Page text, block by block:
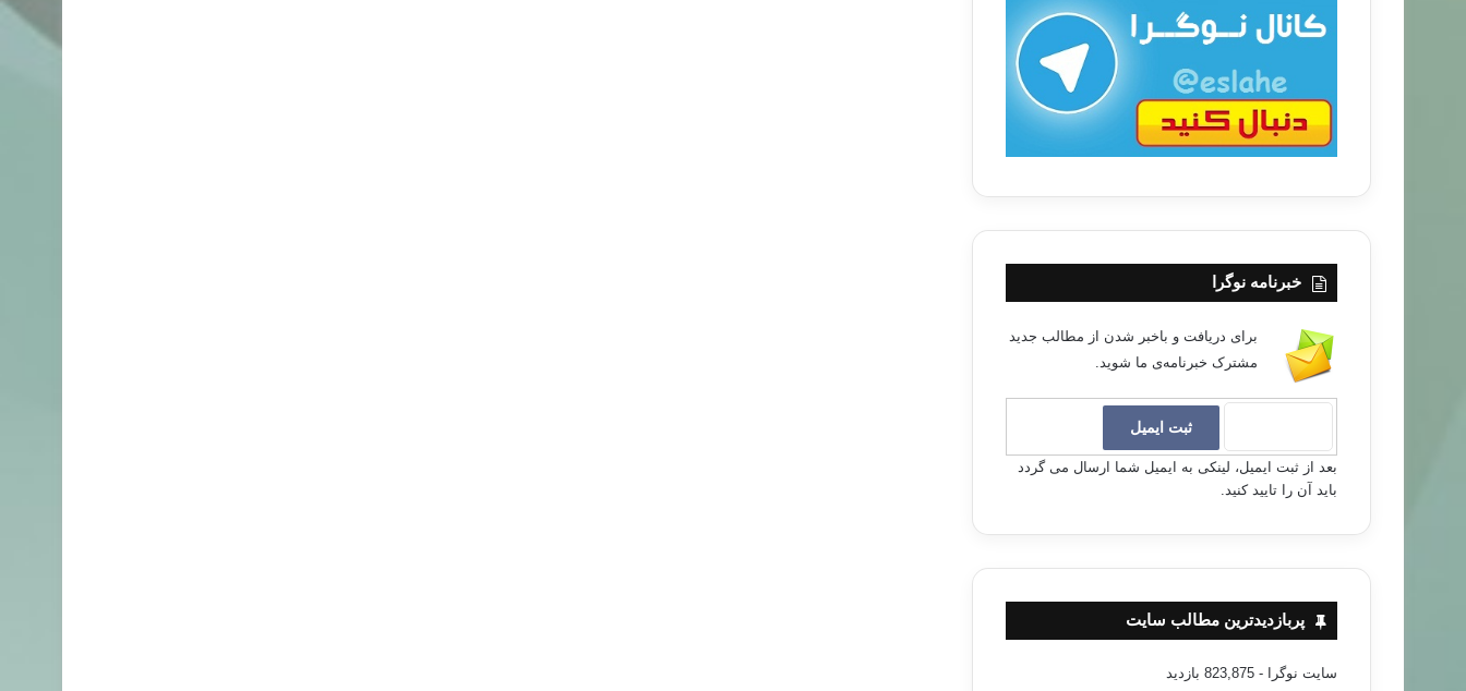
خبرنامه نوگرا
برای دریافت و باخبر شدن از مطالب جدید
مشترک خبرنامه‌ی ما شوید.
بعد از ثبت ایمیل، لینکی به ایمیل شما ارسال می گردد
باید آن را تایید کنید.
پربازدیدترین مطالب سایت
سایت نوگرا - 823,875 بازدید